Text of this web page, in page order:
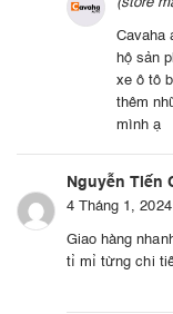
Cavaha
hộ sản
xe ô tô
thêm
mình ạ
Nguyễn Tiến
4 Tháng 1, 2024
Giao hàng
tỉ mỉ từng chi